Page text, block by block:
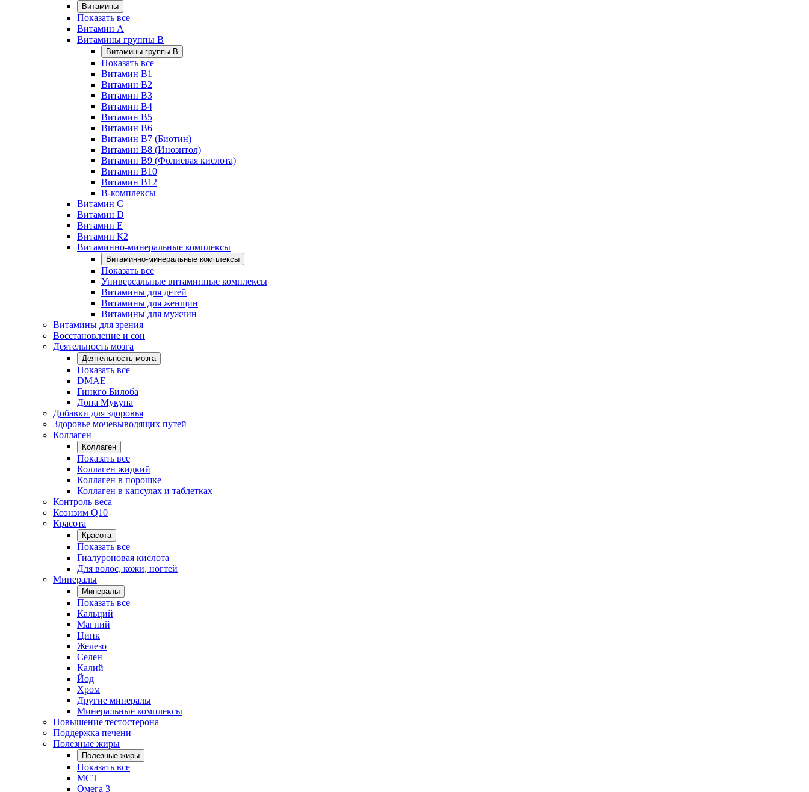
Витамины
Показать все
Витамин A
Витамины группы B
Витамины группы B
Показать все
Витамин B1
Витамин B2
Витамин B3
Витамин B4
Витамин B5
Витамин B6
Витамин B7 (Биотин)
Витамин B8 (Инозитол)
Витамин B9 (Фолиевая кислота)
Витамин B10
Витамин B12
B-комплексы
Витамин C
Витамин D
Витамин E
Витамин К2
Витаминно-минеральные комплексы
Витаминно-минеральные комплексы
Показать все
Универсальные витаминные комплексы
Витамины для детей
Витамины для женщин
Витамины для мужчин
Витамины для зрения
Восстановление и сон
Деятельность мозга
Деятельность мозга
Показать все
DMAE
Гинкго Билоба
Допа Мукуна
Добавки для здоровья
Здоровье мочевыводящих путей
Коллаген
Коллаген
Показать все
Коллаген жидкий
Коллаген в порошке
Коллаген в капсулах и таблетках
Контроль веса
Коэнзим Q10
Красота
Красота
Показать все
Гиалуроновая кислота
Для волос, кожи, ногтей
Минералы
Минералы
Показать все
Кальций
Магний
Цинк
Железо
Селен
Калий
Йод
Хром
Другие минералы
Минеральные комплексы
Повышение тестостерона
Поддержка печени
Полезные жиры
Полезные жиры
Показать все
MCT
Омега 3